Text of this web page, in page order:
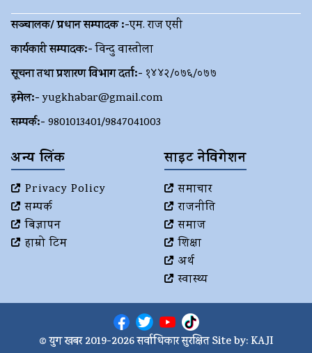
सञ्चालक/ प्रधान सम्पादक :-एम. राज एसी
कार्यकारी सम्पादक:-विन्दु वास्तोला
सूचना तथा प्रशारण विभाग दर्ता:- १४४२/०७६/०७७
इमेल:- yugkhabar@gmail.com
सम्पर्क:- 9801013401/9847041003
अन्य लिंक
Privacy Policy
सम्पर्क
बिज्ञापन
हाम्रो टिम
साइट नेविगेशन
समाचार
राजनीति
समाज
शिक्षा
अर्थ
स्वास्थ्य
© युग खबर 2019-2026 सर्वाधिकार सुरक्षित Site by: KAJI